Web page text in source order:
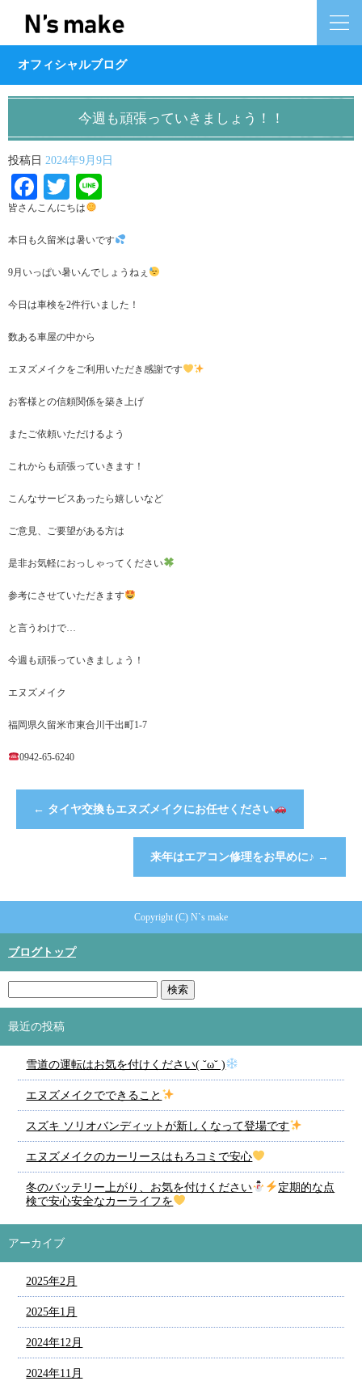
オフィシャルブログ
今週も頑張っていきましょう！！
投稿日 2024年9月9日
Facebook
Twitter
皆さんこんにちは
本日も久留米は暑いです
9月いっぱい暑いんでしょうねぇ
今日は車検を2件行いました！
数ある車屋の中から
エヌズメイクをご利用いただき感謝です
お客様との信頼関係を築き上げ
またご依頼いただけるよう
これからも頑張っていきます！
こんなサービスあったら嬉しいなど
ご意見、ご要望がある方は
是非お気軽におっしゃってください
参考にさせていただきます
と言うわけで…
今週も頑張っていきましょう！
エヌズメイク
福岡県久留米市東合川干出町1-7
0942-65-6240
← タイヤ交換もエヌズメイクにお任せください
来年はエアコン修理をお早めに♪ →
Copyright (C) N`s make
ブログトップ
最近の投稿
雪道の運転はお気を付けください( ˘ω˘ )
エヌズメイクでできること
スズキ ソリオバンディットが新しくなって登場です
エヌズメイクのカーリースはもろコミで安心
冬のバッテリー上がり、お気を付けください
定期的な点
検で安心安全なカーライフを
アーカイブ
2025年2月
2025年1月
2024年12月
2024年11月